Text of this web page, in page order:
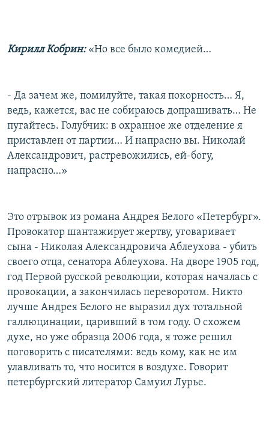
Кирилл Кобрин: «Но все было комедией…
- Да зачем же, помилуйте, такая покорность… Я,
ведь, кажется, вас не собираюсь допрашивать… Не
пугайтесь. Голубчик: в охранное же отделение я
приставлен от партии… И напрасно вы. Николай
Александрович, растревожились, ей-богу,
напрасно…»
Это отрывок из романа Андрея Белого «Петербург».
Провокатор шантажирует жертву, уговаривает
сына - Николая Александровича Аблеухова - убить
своего отца, сенатора Аблеухова. На дворе 1905 год,
год Первой русской революции, которая началась с
провокации, а закончилась переворотом. Никто
лучше Андрея Белого не выразил дух тотальной
галлюцинации, царивший в том году. О схожем
духе, но уже образца 2006 года, я тоже решил
поговорить с писателями: ведь кому, как не им
улавливать то, что носится в воздухе. Говорит
петербургский литератор Самуил Лурье.